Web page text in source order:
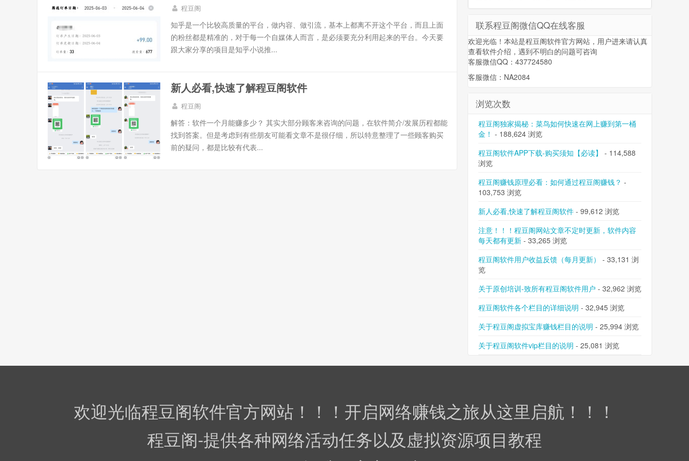
程豆阁
知乎是一个比较高质量的平台，做内容、做引流，基本上都离不开这个平台，而且上面
的粉丝都是精准的，对于每一个自媒体人而言，是必须要充分利用起来的平台。今天要
跟大家分享的项目是知乎小说推...
新人必看,快速了解程豆阁软件
程豆阁
解答：软件一个月能赚多少？ 其实大部分顾客来咨询的问题，在软件简介/发展历程都能
找到答案。但是考虑到有些朋友可能看文章不是很仔细，所以特意整理了一些顾客购买
前的疑问，都是比较有代表...
联系程豆阁微信QQ在线客服
欢迎光临！本站是程豆阁软件官方网站，用户进来请认真
查看软件介绍，遇到不明白的问题可咨询
客服微信QQ：437724580
客服微信：NA2084
浏览次数
程豆阁独家揭秘：菜鸟如何快速在网上赚到第一桶
金！ - 188,624 浏览
程豆阁软件APP下载-购买须知【必读】 - 114,588
浏览
程豆阁赚钱原理必看：如何通过程豆阁赚钱？ -
103,753 浏览
新人必看,快速了解程豆阁软件 - 99,612 浏览
注意！！！程豆阁网站文章不定时更新，软件内容
每天都有更新 - 33,265 浏览
程豆阁软件用户收益反馈（每月更新）
- 33,131 浏
览
关于原创培训-致所有程豆阁软件用户 - 32,962 浏览
程豆阁软件各个栏目的详细说明 - 32,945 浏览
关于程豆阁虚拟宝库赚钱栏目的说明 - 25,994 浏览
关于程豆阁软件vip栏目的说明 - 25,081 浏览
欢迎光临程豆阁软件官方网站！！！开启网络赚钱之旅从这里启航！！！
程豆阁-提供各种网络活动任务以及虚拟资源项目教程